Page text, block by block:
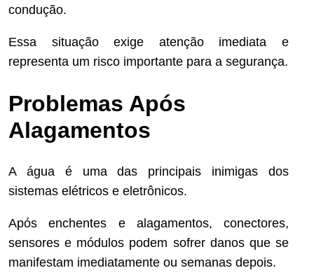
condução.
Essa situação exige atenção imediata e
representa um risco importante para a segurança.
Problemas Após
Alagamentos
A água é uma das principais inimigas dos
sistemas elétricos e eletrônicos.
Após enchentes e alagamentos, conectores,
sensores e módulos podem sofrer danos que se
manifestam imediatamente ou semanas depois.